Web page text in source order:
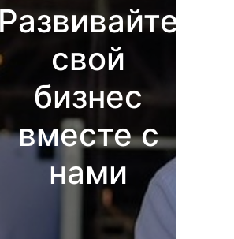
свой
бизнес
вместе с
нами